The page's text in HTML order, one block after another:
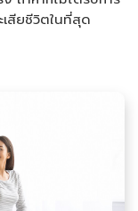
เสียชีวิตในที่สุด